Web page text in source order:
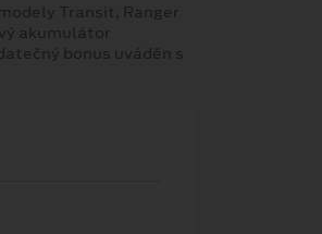
Transit, Ranger
akumulátor
bonus uváděn s